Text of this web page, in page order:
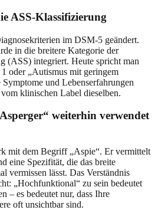
ASS-Klassifizierung
im DSM-5 geändert.
in die breitere Kategorie der
(ASS) integriert. Heute spricht man
oder „Autismus mit geringem
und Lebenserfahrungen
klinischen Label dieselben.
weiterhin verwendet
mit dem Begriff „Aspie“. Er vermittelt
eine Spezifität, die das breite
vermissen lässt. Das Verständnis
„Hochfunktional“ zu sein bedeutet
– es bedeutet nur, dass Ihre
oft unsichtbar sind.